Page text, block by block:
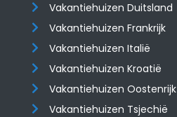
Vakantiehuizen Duitsland
Vakantiehuizen Frankrijk
Vakantiehuizen Italië
Vakantiehuizen Kroatië
​​​​​​​Vakantiehuizen Oostenrijk
Vakantiehuizen Tsjechië